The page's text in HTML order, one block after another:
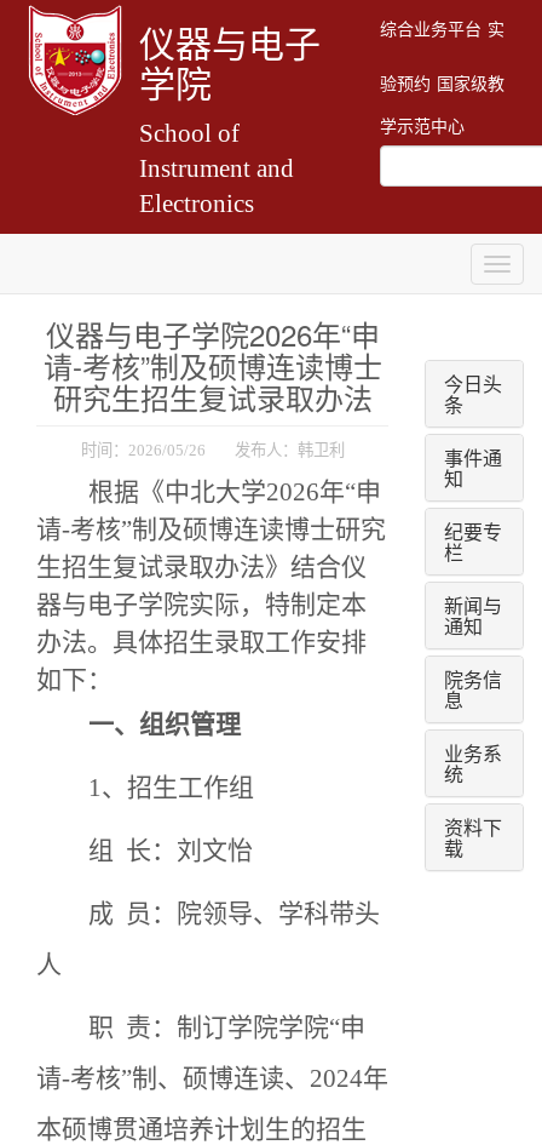
仪器与电子
学院
School of
Instrument and
Electronics
综合业务平台 实
验预约 国家级教
学示范中心
仪器与电子学院2026年“申
请-考核”制及硕博连读博士
研究生招生复试录取办法
时间：2026/05/26 发布人：韩卫利
根据 《中北大学2026年“申
请-考核”制及硕博连读博士研究
生招生复试录取办法》 结合仪
器与电子学院实际， 特制定本
办法。 具体招生录取工作安排
如下：
一、组织管理
1、招生工作组
组 长：刘文怡
成 员：院领导、学科带头
人
职 责：制订学院学院“申
请-考核”制、硕博连读、2024年
本硕博贯通培养计划生的招生
今日头
条
事件通
知
纪要专
栏
新闻与
通知
院务信
息
业务系
统
资料下
载